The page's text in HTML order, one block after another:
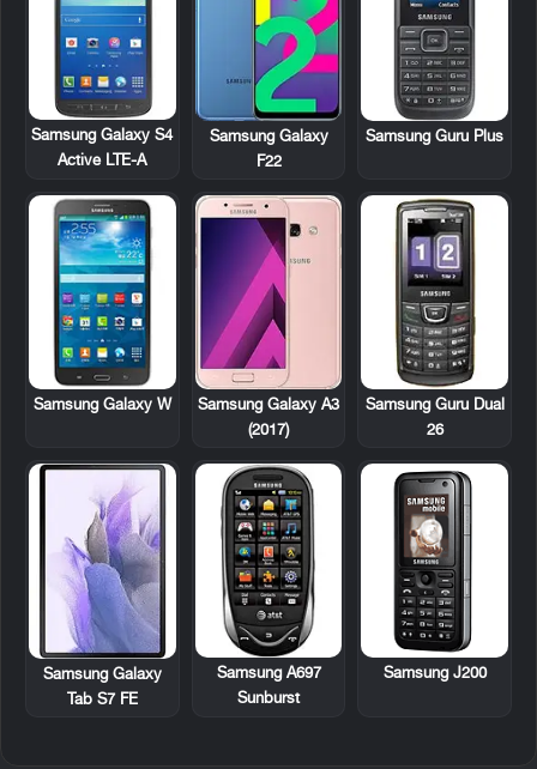
Samsung Guru Plus
Samsung Galaxy
F22
Samsung Galaxy S4
Active LTE-A
Samsung Guru Dual
26
Samsung Galaxy A3
(2017)
Samsung Galaxy W
Samsung J200
Samsung A697
Sunburst
Samsung Galaxy
Tab S7 FE